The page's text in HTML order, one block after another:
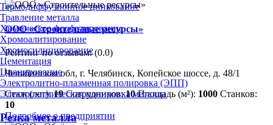
Термодиффузионное цинкование
Травление металла
Химическое фосфатирование
Хромоалитирование
Хромосилицирование
Цементация
Цианирование
Электролитно-плазменная полировка (ЭПП)
Электрохимическая полировка металла
Резка металла
ООО «Строительные ресурсы»
Рейтинг по отзывам:(0.0)
Челябинская обл, г. Челябинск, Копейское шоссе, д. 48/1
Стаж (лет):19 Сотрудников:10 Площадь (м²): 1000 Станков:
10
Подробнее о предприятии